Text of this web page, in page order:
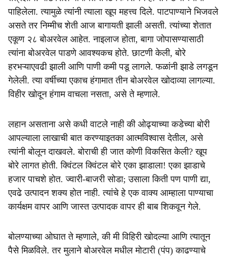
पाहिलेला. त्यामुळे त्यांनी त्याला खूप महत्त्व दिले. पाटपाण्याने भिजवले
असते तर निम्मीच शेती आज बागायती झाली असती. त्यांच्या शेतात
एकूण २८ बोअरवेल आहेत. नाइलाज होता, बागा जोपासण्यासाठी
त्यांना बोअरवेल पाडणे आवश्यकच होते. छाटणी केली, बोरे
हरभऱ्याएवढी झाली आणि पाणी कमी पडू लागले. फळांनी झाडे लगडून
गेलेली. त्या वर्षीच्या एकाच हंगामात तीन बोअरवेल खोदाव्या लागल्या.
विहीर खोदून हंगाम वाचला नसता, असे ते म्हणाले.
लहान असताना असे कधी वाटले नाही की ओढ्याच्या कडेच्या बोरी
आपल्याला लाखाची बात करण्याइतका आत्मविश्वास देतील, असे
त्यांनी बोलून दाखवले. बोराची ही जात कोणी विकसित केली? खूप
बोरे लागत होती. क्विंटल क्विंटल बोरे एका झाडाला! एका झाडाचे
हजार पाचशे होत. ज्वारी-बाजरी सोडा; उसाला किती पण पाणी द्या,
एवढे उत्पादन शक्य होत नाही. त्यांचे हे एक वाक्य आम्हाला पाण्याचा
कार्यक्षम वापर आणि जास्त उत्पादक वापर ही बाब शिकवून गेले.
बोलण्याच्या ओघात ते म्हणाले, की मी विहिरी खोदल्या आणि त्यातून
पैसे मिळविले. तर मुलाने बोअरवेल मधील मोटारी (पंप) काढण्याचे